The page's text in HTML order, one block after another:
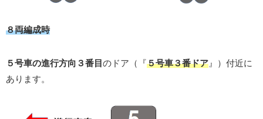
８両編成時
５号車の進行方向３番目 のドア（『５号車３番ドア 』）付近に
あります。